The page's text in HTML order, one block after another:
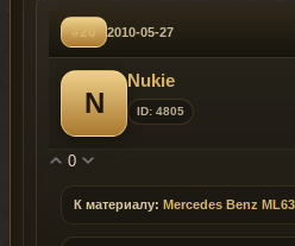
#20 2010-05-27
N
Nukie
ID: 4805
0
К материалу: Mercedes Benz